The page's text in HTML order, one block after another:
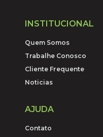
INSTITUCIONAL
Quem Somos
Trabalhe Conosco
Cliente Frequente
Noticias
AJUDA
Contato